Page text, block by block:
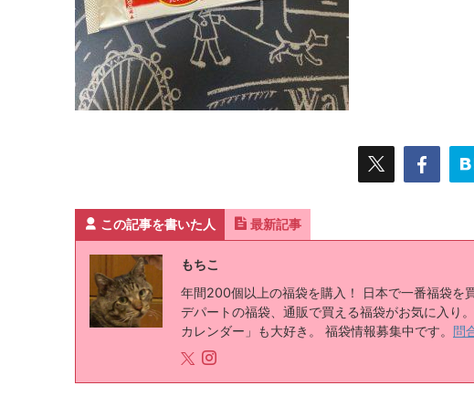
この記事を書いた人 最新記事
もちこ
年間200個以上の福袋を購入！ 日本で一番福袋を
デパートの福袋、通販で買える福袋がお気に入り
カレンダー」も大好き。 福袋情報募集中です。 問